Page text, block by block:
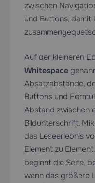
zwischen
und Buttons, damit
Auf der kleineren
Whitespace
Absatzabstände,
Buttons und
Abstand zwischen
Bildunterschrift.
das Leseerlebnis
Element zu
beginnt die Seite,
wenn das größere